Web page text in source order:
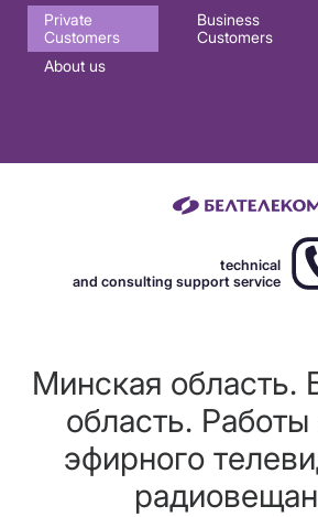
Основная
навигация
Private
Customers
Business
Customers
About us
technical
and consulting support service
Минская область.
область. Работы
эфирного